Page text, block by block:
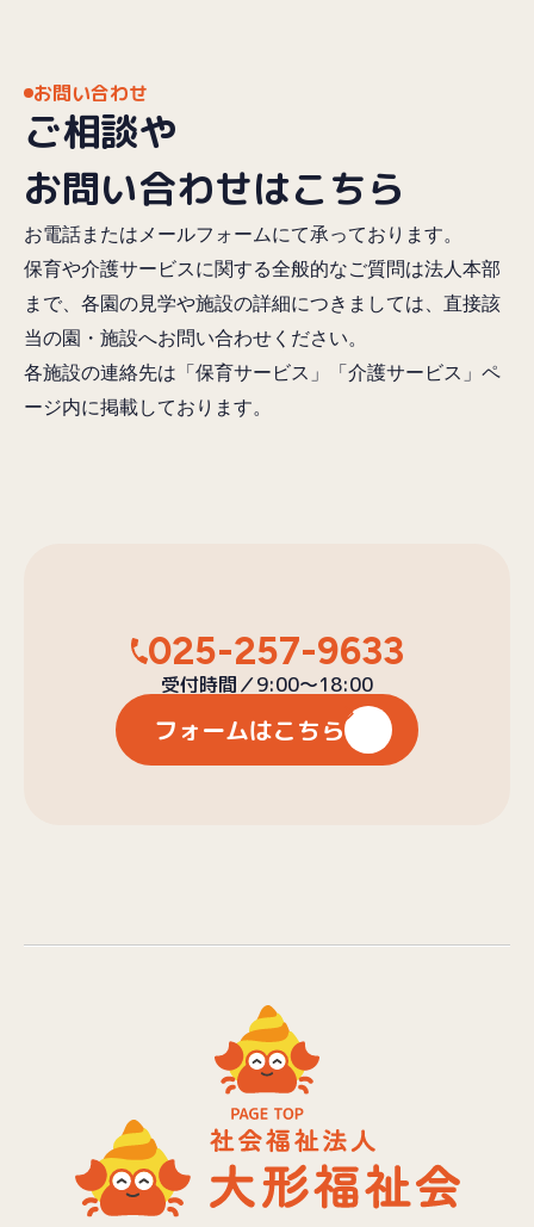
お問い合わせ
ご相談や
お問い合わせはこちら
お電話またはメールフォームにて承っております。
保育や介護サービスに関する全般的なご質問は法人本部
まで、各園の見学や施設の詳細につきましては、直接該
当の園・施設へお問い合わせください。
各施設の連絡先は「保育サービス」「介護サービス」ペ
ージ内に掲載しております。
025-257-9633
受付時間／9:00〜18:00
フォームはこちら